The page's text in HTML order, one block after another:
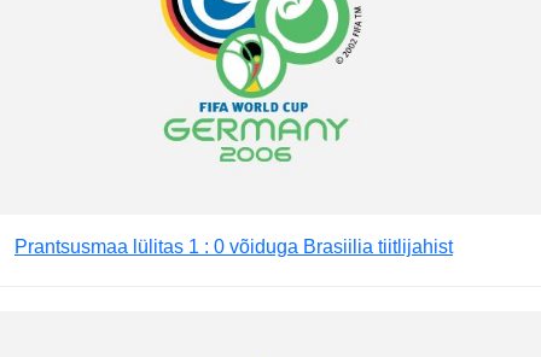
Prantsusmaa lülitas 1 : 0 võiduga Brasiilia tiitlijahist